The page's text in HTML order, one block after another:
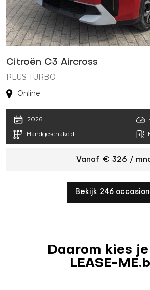
Citroën C3 Aircross
PLUS TURBO
Online
2026
Handgeschakeld
Vanaf € 326 /
Bekijk 246
Daarom kies
LEASE-